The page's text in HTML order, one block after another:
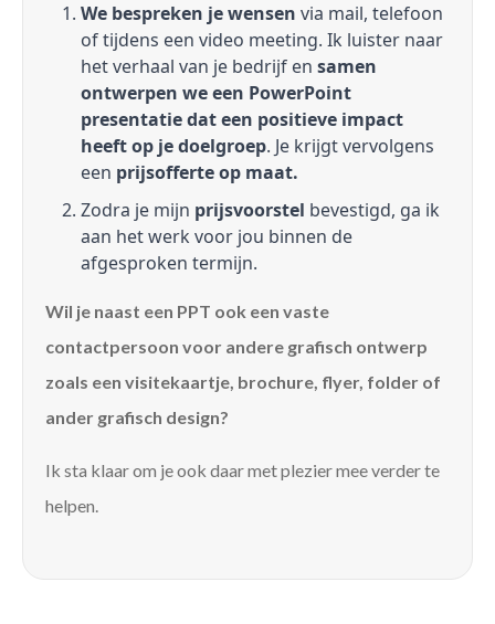
We bespreken je wensen via mail, telefoon
of tijdens een video meeting. Ik luister naar
het verhaal van je bedrijf en samen
ontwerpen we een PowerPoint
presentatie dat een positieve impact
heeft op je doelgroep. Je krijgt vervolgens
een prijsofferte op maat.
Zodra je mijn prijsvoorstel bevestigd, ga ik
aan het werk voor jou binnen de
afgesproken termijn.
Wil je naast een PPT ook een vaste
contactpersoon voor andere grafisch ontwerp
zoals een visitekaartje, brochure, flyer, folder of
ander grafisch design?
Ik sta klaar om je ook daar met plezier mee verder te
helpen.